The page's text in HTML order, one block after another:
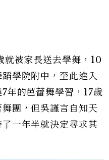
就被家長送去學舞，10
學院附中，至此進入
年的芭蕾舞學習，17歲
團，但吳謹言自知天
一年半就決定尋求其